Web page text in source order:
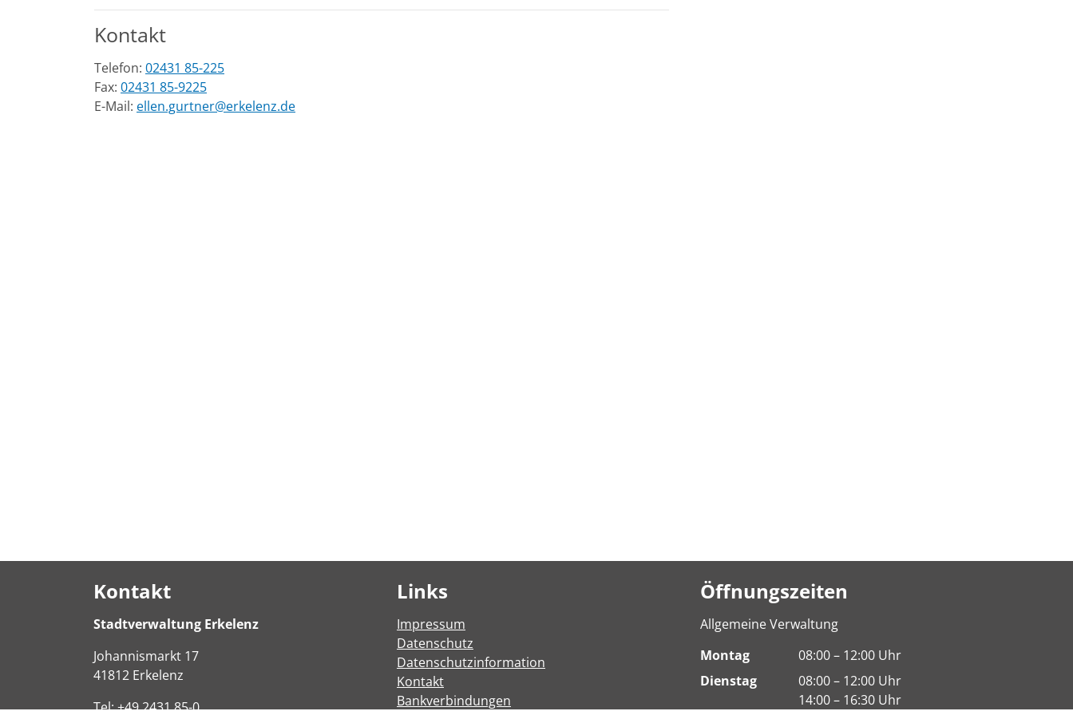
Kontakt
Telefon: 02431 85-225
Fax: 02431 85-9225
E-Mail: ellen.gurtner@erkelenz.de
Kontakt
Stadtverwaltung Erkelenz
Johannismarkt 17
41812 Erkelenz
Tel:+49 2431 85-0
Links
Impressum
Datenschutz
Datenschutzinformation
Kontakt
Bankverbindungen
Öffnungszeiten
Allgemeine Verwaltung
Montag
08:00 – 12:00 Uhr
Dienstag
08:00 – 12:00 Uhr
14:00 – 16:30 Uhr